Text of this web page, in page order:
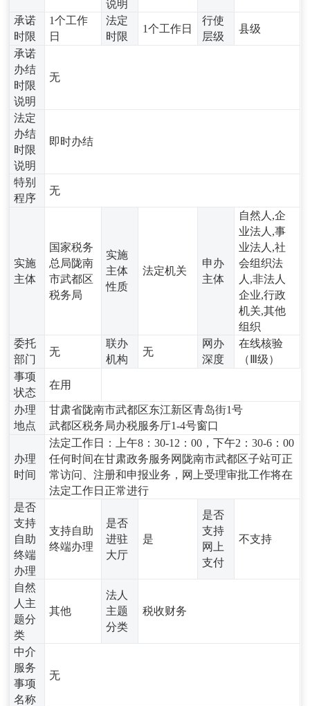
说明
承诺
时限
1个工作
日
法定
时限
1个工作日
行使
层级
县级
承诺
办结
时限
说明
无
法定
办结
时限
说明
即时办结
特别
程序
无
实施
主体
国家税务
总局陇南
市武都区
税务局
实施
主体
性质
法定机关
申办
主体
自然人,企
业法人,事
业法人,社
会组织法
人,非法人
企业,行政
机关,其他
组织
委托
部门
无
联办
机构
无
网办
深度
在线核验
（Ⅲ级）
事项
状态
在用
办理
地点
甘肃省陇南市武都区东江新区青岛街1号
武都区税务局办税服务厅1-4号窗口
办理
时间
法定工作日：上午8：30-12：00，下午2：30-6：00
任何时间在甘肃政务服务网陇南市武都区子站可正
常访问、注册和申报业务，网上受理审批工作将在
法定工作日正常进行
是否
支持
自助
终端
办理
支持自助
终端办理
是否
进驻
大厅
是
是否
支持
网上
支付
不支持
自然
人主
题分
类
其他
法人
主题
分类
税收财务
中介
服务
事项
名称
无